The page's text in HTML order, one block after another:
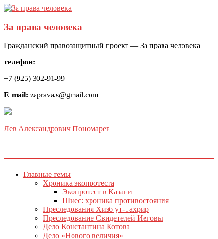
За права человека
Гражданский правозащитный проект — За права человека
телефон:
+7 (925) 302-91-99
E-mail: zaprava.s@gmail.com
Лев Александрович Пономарев
Главные темы
Хроника экопротеста
Экопротест в Казани
Шиес: хроника противостояния
Преследования Хизб ут-Тахрир
Преследование Свидетелей Иеговы
Дело Константина Котова
Дело «Нового величия»